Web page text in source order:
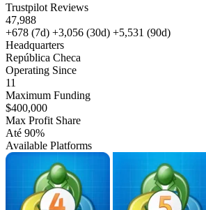
Trustpilot Reviews
47,988
+678 (7d) +3,056 (30d) +5,531 (90d)
Headquarters
República Checa
Operating Since
11
Maximum Funding
$400,000
Max Profit Share
Até 90%
Available Platforms
MT4